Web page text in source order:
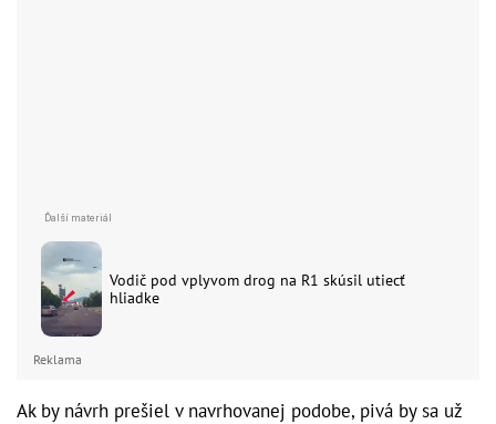
Vodič pod vplyvom drog na R1 skúsil utiecť
hliadke
Reklama
Ak by návrh prešiel v navrhovanej podobe, pivá by sa už